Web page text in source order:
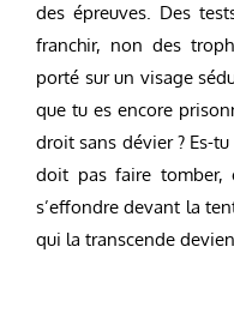
des épreuves. Des
franchir, non des
porté sur un visage
que tu es encore
droit sans dévier ? Es-
doit pas faire tomber,
s’effondre devant la
qui la transcende